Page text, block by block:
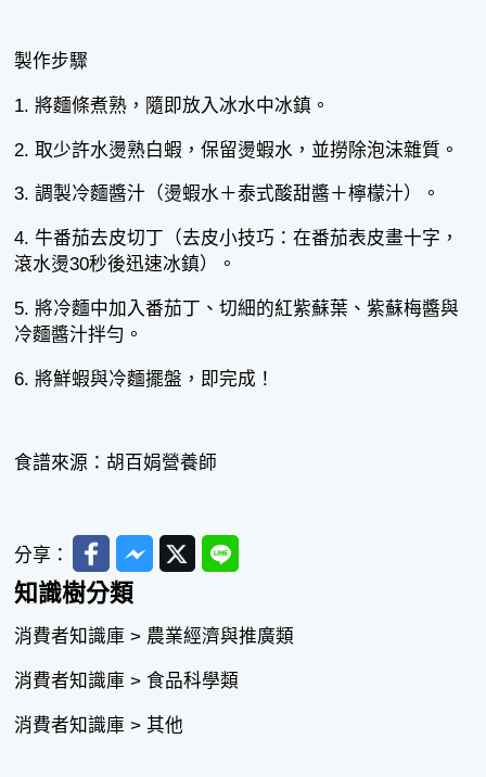
製作步驟
1. 將麵條煮熟，隨即放入冰水中冰鎮。
2. 取少許水燙熟白蝦，保留燙蝦水，並撈除泡沫雜質。
3. 調製冷麵醬汁（燙蝦水＋泰式酸甜醬＋檸檬汁）。
4. 牛番茄去皮切丁（去皮小技巧：在番茄表皮畫十字，
滾水燙30秒後迅速冰鎮）。
5. 將冷麵中加入番茄丁、切細的紅紫蘇葉、紫蘇梅醬與
冷麵醬汁拌勻。
6. 將鮮蝦與冷麵擺盤，即完成！
食譜來源：胡百娟營養師
分享： FacebookMessenger
TwitterLine
知識樹分類
消費者知識庫 > 農業經濟與推廣類
消費者知識庫 > 食品科學類
消費者知識庫 > 其他